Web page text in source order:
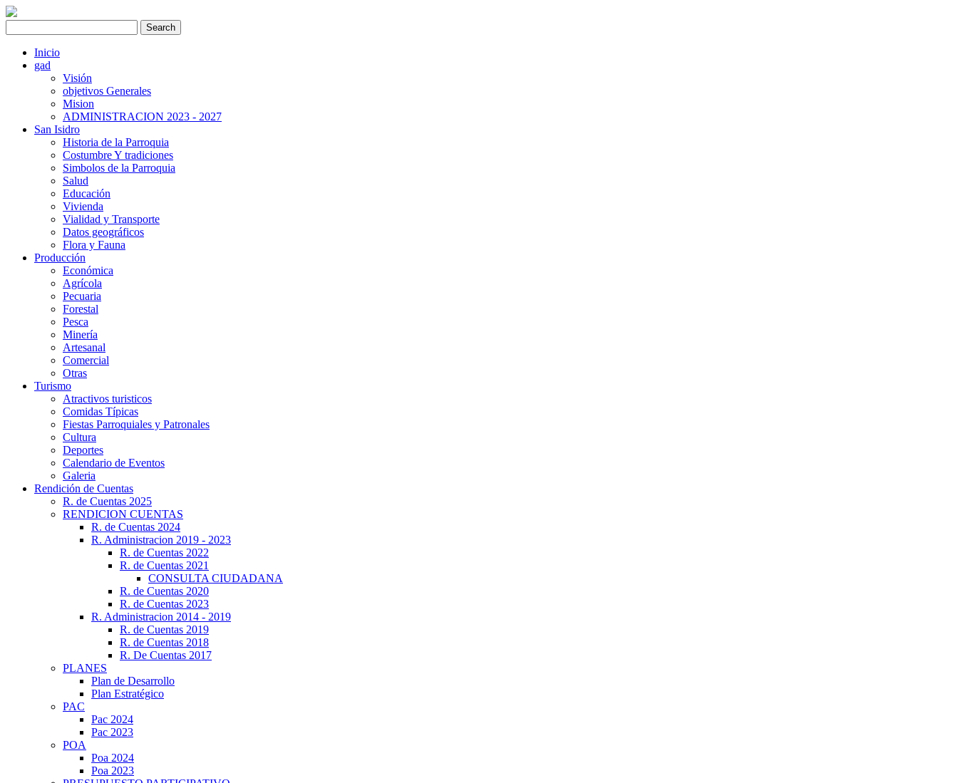
Inicio
gad
Visión
objetivos Generales
Mision
ADMINISTRACION 2023 - 2027
San Isidro
Historia de la Parroquia
Costumbre Y tradiciones
Simbolos de la Parroquia
Salud
Educación
Vivienda
Vialidad y Transporte
Datos geográficos
Flora y Fauna
Producción
Económica
Agrícola
Pecuaria
Forestal
Pesca
Minería
Artesanal
Comercial
Otras
Turismo
Atractivos turisticos
Comidas Típicas
Fiestas Parroquiales y Patronales
Cultura
Deportes
Calendario de Eventos
Galeria
Rendición de Cuentas
R. de Cuentas 2025
RENDICION CUENTAS
R. de Cuentas 2024
R. Administracion 2019 - 2023
R. de Cuentas 2022
R. de Cuentas 2021
CONSULTA CIUDADANA
R. de Cuentas 2020
R. de Cuentas 2023
R. Administracion 2014 - 2019
R. de Cuentas 2019
R. de Cuentas 2018
R. De Cuentas 2017
PLANES
Plan de Desarrollo
Plan Estratégico
PAC
Pac 2024
Pac 2023
POA
Poa 2024
Poa 2023